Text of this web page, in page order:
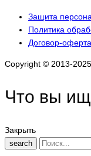
Защита
Политика
Договор-оферта
Copyright © 2013-
Что вы
Закрыть
search